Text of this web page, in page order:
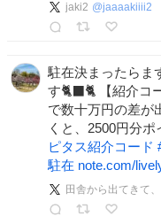
jaki2 @jaaaakiiii2
駐在決まったらま
す🐈‍⬛🐈 【紹介
で数十万円の差が
くと、2500円分
ピタス紹介コード
駐在 note.com/